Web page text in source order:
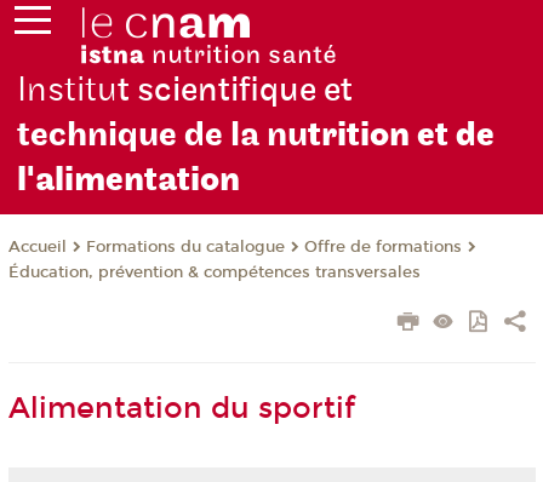
Institut scientifique et
technique de la nutrition et de
l'alimentation
Accueil Formations du catalogue
Offre de formations
Éducation, prévention & compétences transversales
Alimentation du sportif